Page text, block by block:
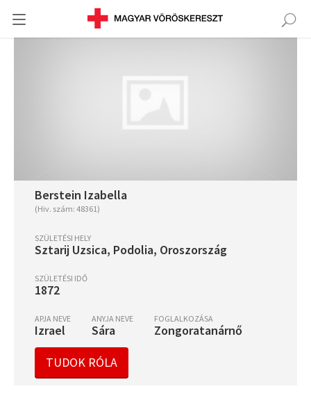
Berstein Izabella
(Hiv. szám: 48361)
SZÜLETÉSI HELY
Sztarij Uzsica, Podolia, Oroszország
SZÜLETÉSI IDŐ
1872
APJA NEVE
Izrael
ANYJA NEVE
Sára
FOGLALKOZÁSA
Zongoratanárnő
TUDOK RÓLA